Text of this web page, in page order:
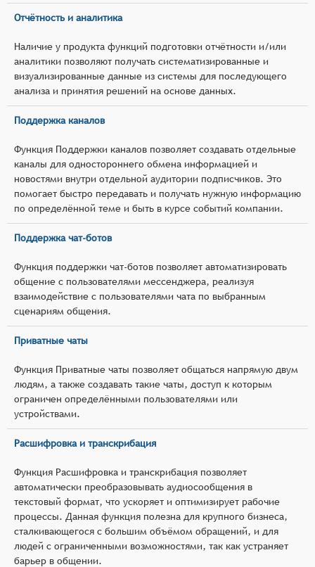
Отчётность и аналитика
Наличие у продукта функций подготовки отчётности и/или
аналитики позволяют получать систематизированные и
визуализированные данные из системы для последующего
анализа и принятия решений на основе данных.
Поддержка каналов
Функция Поддержки каналов позволяет создавать отдельные
каналы для одностороннего обмена информацией и
новостями внутри отдельной аудитории подписчиков. Это
помогает быстро передавать и получать нужную информацию
по определённой теме и быть в курсе событий компании.
Поддержка чат-ботов
Функция поддержки чат-ботов позволяет автоматизировать
общение с пользователями мессенджера, реализуя
взаимодействие с пользователями чата по выбранным
сценариям общения.
Приватные чаты
Функция Приватные чаты позволяет общаться напрямую двум
людям, а также создавать такие чаты, доступ к которым
ограничен определёнными пользователями или
устройствами.
Расшифровка и транскрибация
Функция Расшифровка и транскрибация позволяет
автоматически преобразовывать аудиосообщения в
текстовый формат, что ускоряет и оптимизирует рабочие
процессы. Данная функция полезна для крупного бизнеса,
сталкивающегося с большим объёмом обращений, и для
людей с ограниченными возможностями, так как устраняет
барьер в общении.